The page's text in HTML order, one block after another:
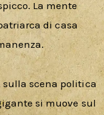
La mente
di casa
sulla scena politica
si muove sul